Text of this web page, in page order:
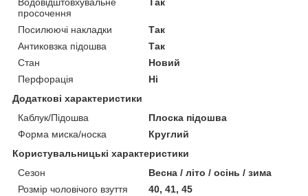
Водовідштовхувальне
просочення
Так
Посилюючі накладки
Так
Антиковзка підошва
Так
Стан
Новий
Перфорація
Ні
Додаткові характеристики
Каблук/Підошва
Плоска підошва
Форма миска/носка
Круглий
Користувальницькі характеристики
Сезон
Весна / літо / осінь / зима
Розмір чоловічого взуття
40, 41, 45